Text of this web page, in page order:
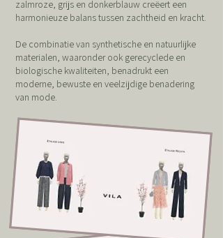
zalmroze, grijs en donkerblauw creëert een
harmonieuze balans tussen zachtheid en kracht.
De combinatie van synthetische en natuurlijke
materialen, waaronder ook gerecyclede en
biologische kwaliteiten, benadrukt een
moderne, bewuste en veelzijdige benadering
van mode.